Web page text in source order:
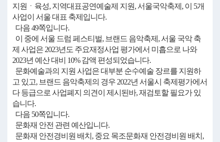
지원ㆍ육성, 지역대표공연예술제 지원, 서울국악축제, 이 5개
사업이 서울 대표 축제입니다.
다음 49쪽입니다.
이 중에 서울 드럼 페스티벌, 브랜드 음악축제, 서울 국악 축
제 사업은 2023년도 주요재정사업 평가에서 미흡으로 나와
2023년 예산 대비 10% 감액 편성되었습니다.
문화예술과의 지원 사업은 대부분 순수예술 장르를 지원하
고 있고, 브랜드 음악축제의 경우 2022년 서울시 축제평가에서
다 등급으로 사업폐지 의견이 제시된바, 재검토할 필요가 있
습니다.
다음 50쪽입니다.
문화재 안전 관련 예산입니다.
문화재 안전경비원 배치, 중요 목조문화재 안전경비원 배치,